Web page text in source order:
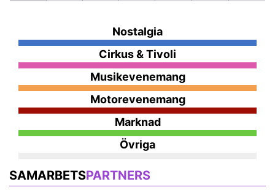
Nostalgia
Cirkus & Tivoli
Musikevenemang
Motorevenemang
Marknad
Övriga
SAMARBETSPARTNERS